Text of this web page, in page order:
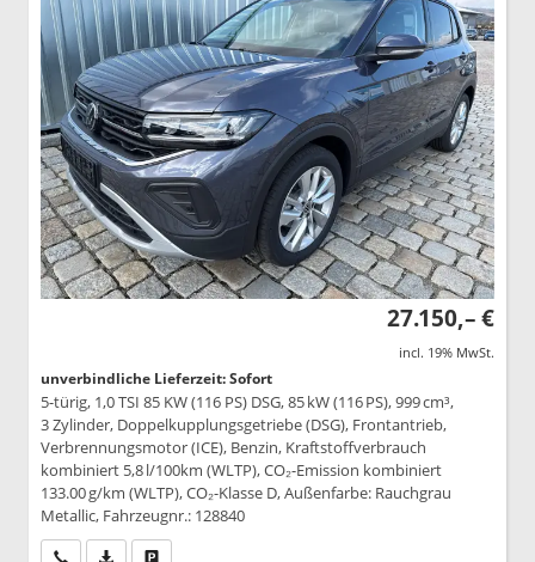
27.150,– €
incl. 19% MwSt.
unverbindliche Lieferzeit: Sofort
5-türig, 1,0 TSI 85 KW (116 PS) DSG, 85 kW (116 PS), 999 cm³,
3 Zylinder, Doppelkupplungsgetriebe (DSG), Frontantrieb,
Verbrennungsmotor (ICE), Benzin, Kraftstoffverbrauch
kombiniert 5,8 l/100km (WLTP), CO₂-Emission kombiniert
133.00 g/km (WLTP), CO₂-Klasse D, Außenfarbe: Rauchgrau
Metallic, Fahrzeugnr.: 128840
Wir rufen Sie anPDF-Datei, Fahrzeugexposé drucken